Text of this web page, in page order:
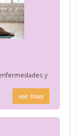
y
ver mas